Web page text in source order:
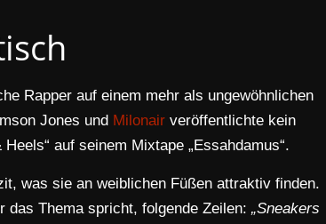
Rapper auf einem mehr als ungewöhnlichen
Jones und Milonair veröffentlichte kein
auf seinem Mixtape „Essahdamus“.
was sie an weiblichen Füßen attraktiv finden.
das Thema spricht, folgende Zeilen: „Sneakers